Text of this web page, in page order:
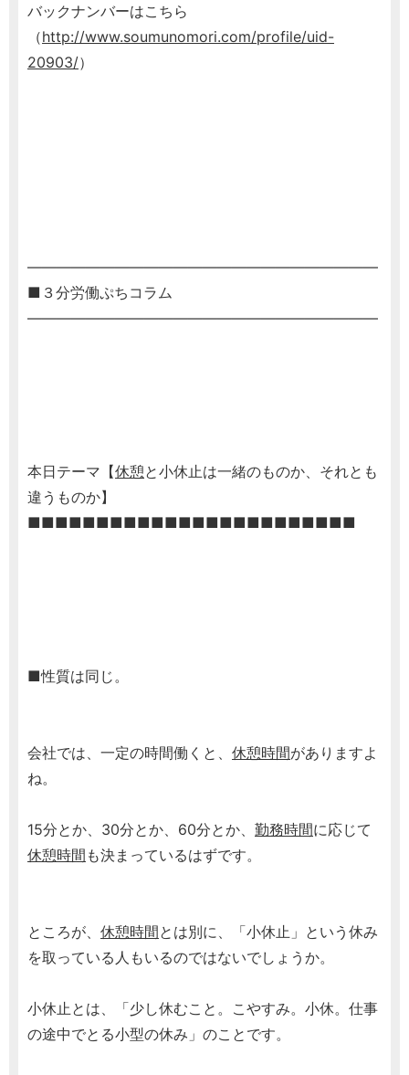
バックナンバーはこちら
（http://www.soumunomori.com/profile/uid-
20903/）
――――――――――――――――――――――――
■３分労働ぷちコラム
――――――――――――――――――――――――
本日テーマ【休憩と小休止は一緒のものか、それとも
違うものか】
■■■■■■■■■■■■■■■■■■■■■■■■
■性質は同じ。
会社では、一定の時間働くと、 休憩時間がありますよ
ね。
15分とか、30分とか、60分とか、 勤務時間に応じて
休憩時間 も決まっているはずです。
ところが、 休憩時間とは別に、「小休止」という休み
を取っている人もいるのではないでしょうか。
小休止とは、「少し休むこと。こやすみ。小休。仕事
の途中でとる小型の休み」のことです。